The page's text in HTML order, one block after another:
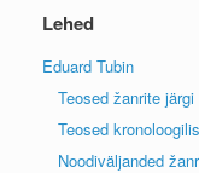
Lehed
Eduard Tubin
Teosed žanrite järgi
Teosed
Noodiväljanded